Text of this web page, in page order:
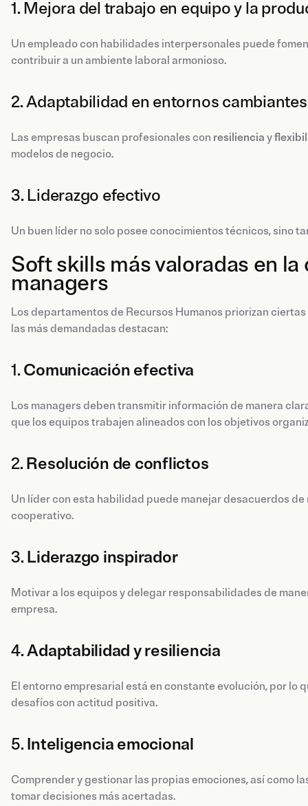
1. Mejora del trabajo en equipo y la
Un empleado con habilidades interpersonales puede
contribuir a un ambiente laboral armonioso.
2. Adaptabilidad en entornos cambiantes
Las empresas buscan profesionales con resiliencia y
modelos de negocio.
3. Liderazgo efectivo
Un buen líder no solo posee conocimientos técnicos, sino
Soft skills más valoradas en
managers
Los departamentos de Recursos Humanos priorizan
las más demandadas destacan:
1. Comunicación efectiva
Los managers deben transmitir información de manera
que los equipos trabajen alineados con los objetivos
2. Resolución de conflictos
Un líder con esta habilidad puede manejar desacuerdos
cooperativo.
3. Liderazgo inspirador
Motivar a los equipos y delegar responsabilidades de
empresa.
4.Adaptabilidad y resiliencia
El entorno empresarial está en constante evolución, por
desafíos con actitud positiva.
5. Inteligencia emocional
Comprender y gestionar las propias emociones, así como
tomar decisiones más acertadas.